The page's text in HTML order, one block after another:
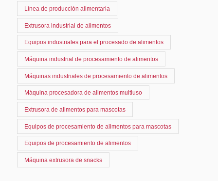
Línea de producción alimentaria
Extrusora industrial de alimentos
Equipos industriales para el procesado de alimentos
Máquina industrial de procesamiento de alimentos
Máquinas industriales de procesamiento de alimentos
Máquina procesadora de alimentos multiuso
Extrusora de alimentos para mascotas
Equipos de procesamiento de alimentos para mascotas
Equipos de procesamiento de alimentos
Máquina extrusora de snacks